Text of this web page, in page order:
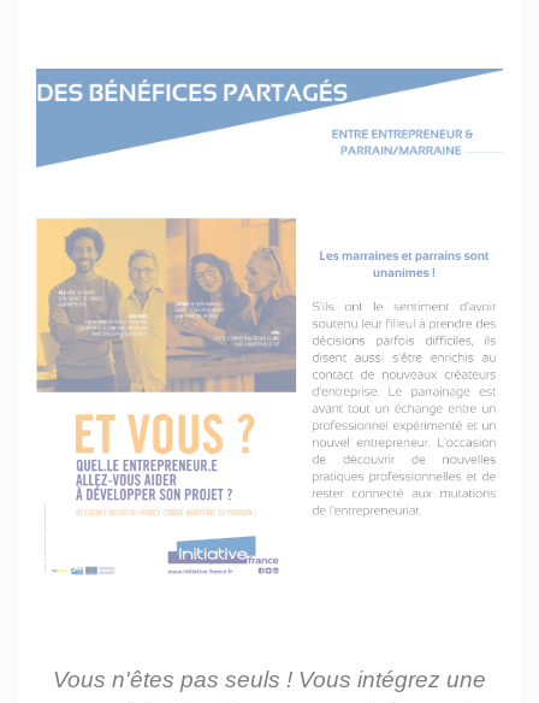
Vous n'êtes pas seuls ! Vous intégrez une